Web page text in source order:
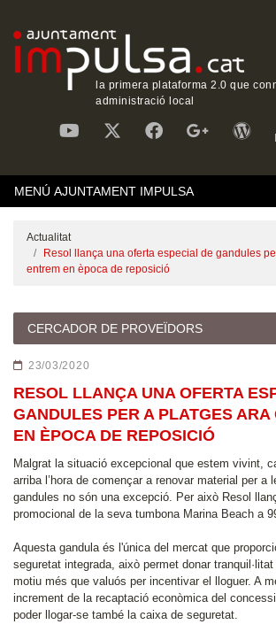
la primera plataforma 2.0 que
administració local
MENÚ AJUNTAMENT IMPULSA
Actualitat
‎Resol llança una oferta especial de gandules
entrem en època de reposició
CERCADOR DE PROVEÏDORS
23/03/2020
‎RESOL LLANÇA UNA OFERTA
GANDULES PER A PLATGES ARA
EN ÈPOCA DE REPOSICIÓ
Malgrat la situació excepcional que estem vivint,
arriba l’hora de començar a renovar material per a
gandules no són una excepció. Per això Resol
promocional de la seva tumbona Marina Beach a
Aquesta gandula és l'única del mercat que
seguretat integrada, això permet donar
motiu més que valuós per incentivar el lloguer. A
increment de la recaptació econòmica del
poder llogar-se també la caixa de seguretat.